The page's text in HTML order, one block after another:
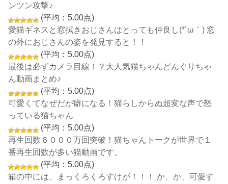
ンツン攻撃♪
(平均：5.00点)
愛猫ギネスと窓拭きおじさんはとっても仲良し(*´ω｀) 窓
の外におじさんの姿を発見すると！！
(平均：5.00点)
最後は必ずカメラ目線！？大人気猫ちゃんどんぐりちゃ
ん動画まとめ♪
(平均：5.00点)
可愛くてなぜだが癖になる！猫らしからぬ超変な声で怒
っている猫ちゃん
(平均：5.00点)
再生回数６０００万回突破！猫ちゃんトークが世界で１
番再生回数が多い猫動画です。
(平均：5.00点)
箱の中には、まっくろくろすけが！！！ か、か、可愛す